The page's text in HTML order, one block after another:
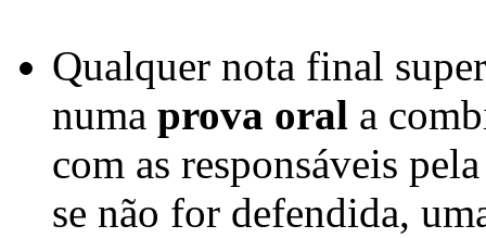
Qualquer nota final
numa prova oral a
com as responsáveis
se não for defendida,